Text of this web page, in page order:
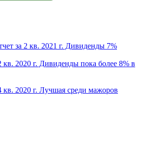
за 2 кв. 2021 г. Дивиденды 7%
кв. 2020 г. Дивиденды пока более 8% в
кв. 2020 г. Лучшая среди мажоров